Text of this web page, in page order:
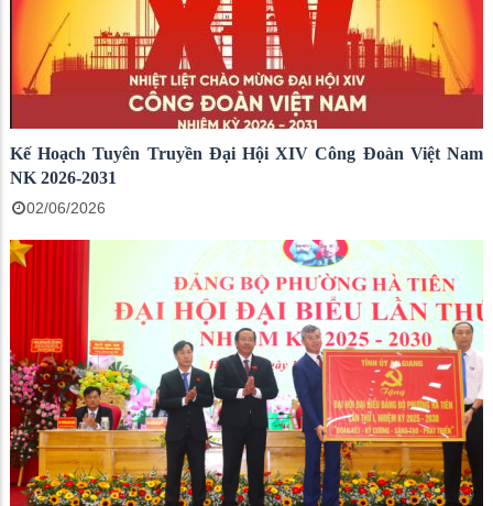
Kế Hoạch Tuyên Truyền Đại Hội XIV Công Đoàn Việt Nam
NK 2026-2031
02/06/2026